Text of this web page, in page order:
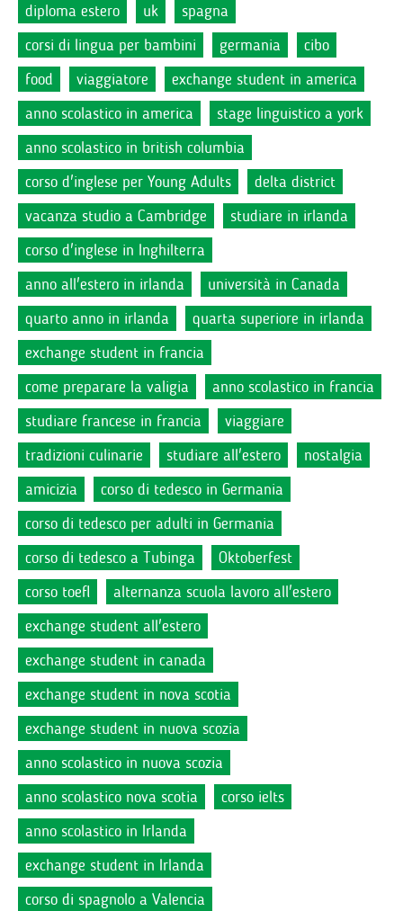
diploma estero uk
spagna
corsi di lingua per bambini
germania
cibo
food
viaggiatore
exchange student in america
anno scolastico in america
stage linguistico a york
anno scolastico in british columbia
corso d'inglese per Young Adults
delta district
vacanza studio a Cambridge
studiare in irlanda
corso d'inglese in Inghilterra
anno all'estero in irlanda
università in Canada
quarto anno in irlanda
quarta superiore in irlanda
exchange student in francia
come preparare la valigia
anno scolastico in francia
studiare francese in francia
viaggiare
tradizioni culinarie
studiare all'estero
nostalgia
amicizia
corso di tedesco in Germania
corso di tedesco per adulti in Germania
corso di tedesco a Tubinga
Oktoberfest
corso toefl
alternanza scuola lavoro all'estero
exchange student all'estero
exchange student in canada
exchange student in nova scotia
exchange student in nuova scozia
anno scolastico in nuova scozia
anno scolastico nova scotia
corso ielts
anno scolastico in Irlanda
exchange student in Irlanda
corso di spagnolo a Valencia